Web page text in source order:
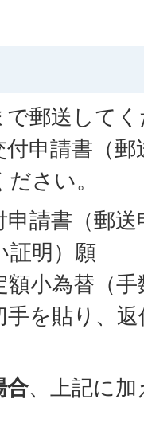
で郵送して
付申請書（
さい。
申請書（郵
証明）願
額小為替（手
手を貼り、
合、上記に